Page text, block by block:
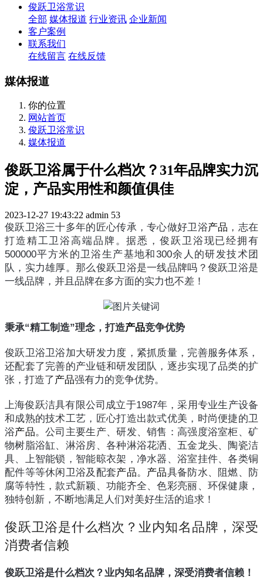
俊跃卫浴常识
全部 媒体报道 行业资讯 企业新闻
客户案例
联系我们
在线留言 在线反馈
媒体报道
你的位置
网站首页
俊跃卫浴常识
媒体报道
俊跃卫浴属于什么档次？31年品牌实力沉
淀，产品实用性和颜值俱佳
2023-12-27 19:43:22 admin 53
俊跃卫浴三十多年的匠心传承，专心做好卫浴产品 ，志在
打造精工卫浴高端品牌。据悉，俊跃卫浴现已经拥有
500000平方米的卫浴生产基地和300余人的研发技术团
队，实力雄厚。那么俊跃卫浴是一线品牌吗？俊跃卫浴是
一线品牌，并且品牌在多方面的实力也不差！
秉承“精工制造”理念，打造产品竞争优势
俊跃卫浴卫浴加大研发力度，紧抓质量，完善服务体系，
还配套了完善的产业链和研发团队，逐步实现了品类的扩
张，打造了产品强有力的竞争优势。
上海俊跃洁具有限公司成立于1987年，采用专业生产设备
和成熟的技术工艺，匠心打造出款式优美，时尚便捷的卫
浴产品。公司主要生产、研发、销售：高强度浴室柜、矿
物树脂浴缸、淋浴房、各种淋浴花洒、五金龙头、陶瓷洁
具、上智能锁，智能晾衣架，净水器、浴室挂件、各类铜
配件等等休闲卫浴及配套产品。 产品具备防水、阻燃、防
腐等特性，款式新颖、功能齐全、色彩亮丽、环保健康，
独特创新，不断地满足人们对美好生活的追求！
俊跃卫浴是什么档次？业内知名品牌，深受
消费者信赖
俊跃卫浴是什么档次？业内知名品牌，深受消费者信赖！